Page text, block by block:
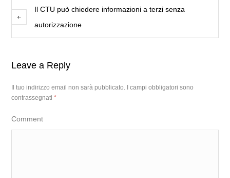
Il CTU può chiedere informazioni a terzi senza
autorizzazione
Leave a Reply
Il tuo indirizzo email non sarà pubblicato.
I campi obbligatori sono
contrassegnati*
Comment